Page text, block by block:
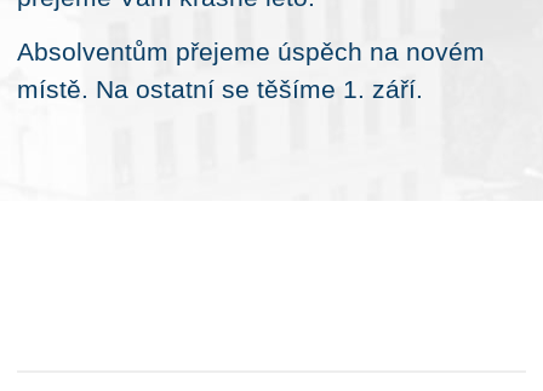
Absolventům přejeme úspěch na novém
místě. Na ostatní se těšíme 1. září.